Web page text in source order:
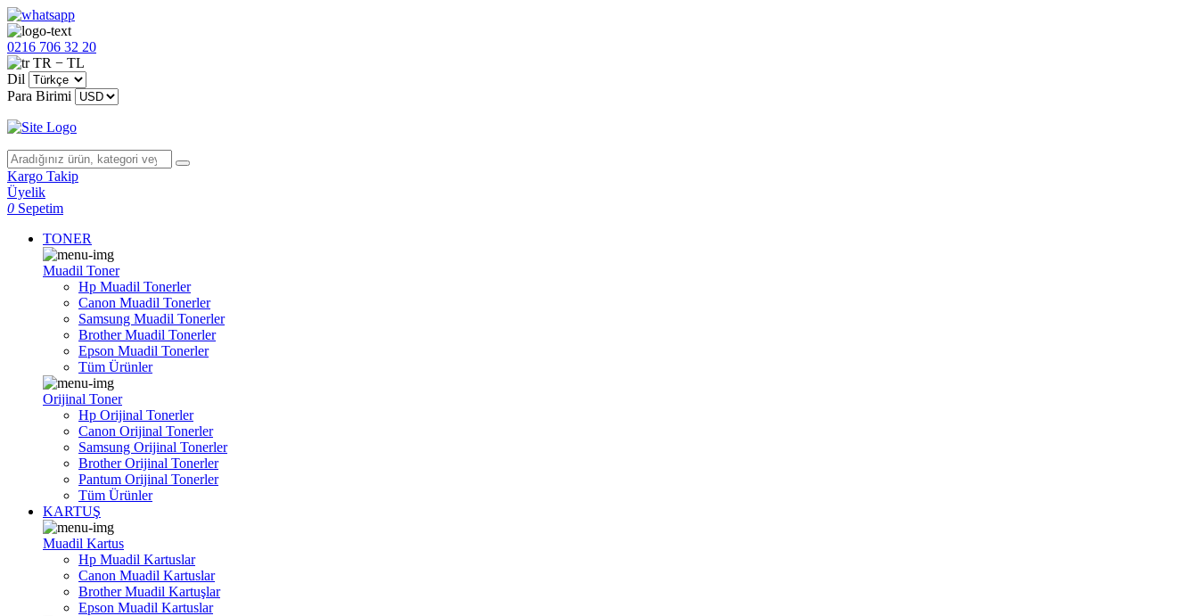
0216 706 32 20
TR − TL
Dil
Para Birimi
Kargo Takip
Üyelik
0 Sepetim
TONER
Muadil Toner
Hp Muadil Tonerler
Canon Muadil Tonerler
Samsung Muadil Tonerler
Brother Muadil Tonerler
Epson Muadil Tonerler
Tüm Ürünler
Orijinal Toner
Hp Orijinal Tonerler
Canon Orijinal Tonerler
Samsung Orijinal Tonerler
Brother Orijinal Tonerler
Pantum Orijinal Tonerler
Tüm Ürünler
KARTUŞ
Muadil Kartus
Hp Muadil Kartuslar
Canon Muadil Kartuslar
Brother Muadil Kartuşlar
Epson Muadil Kartuslar